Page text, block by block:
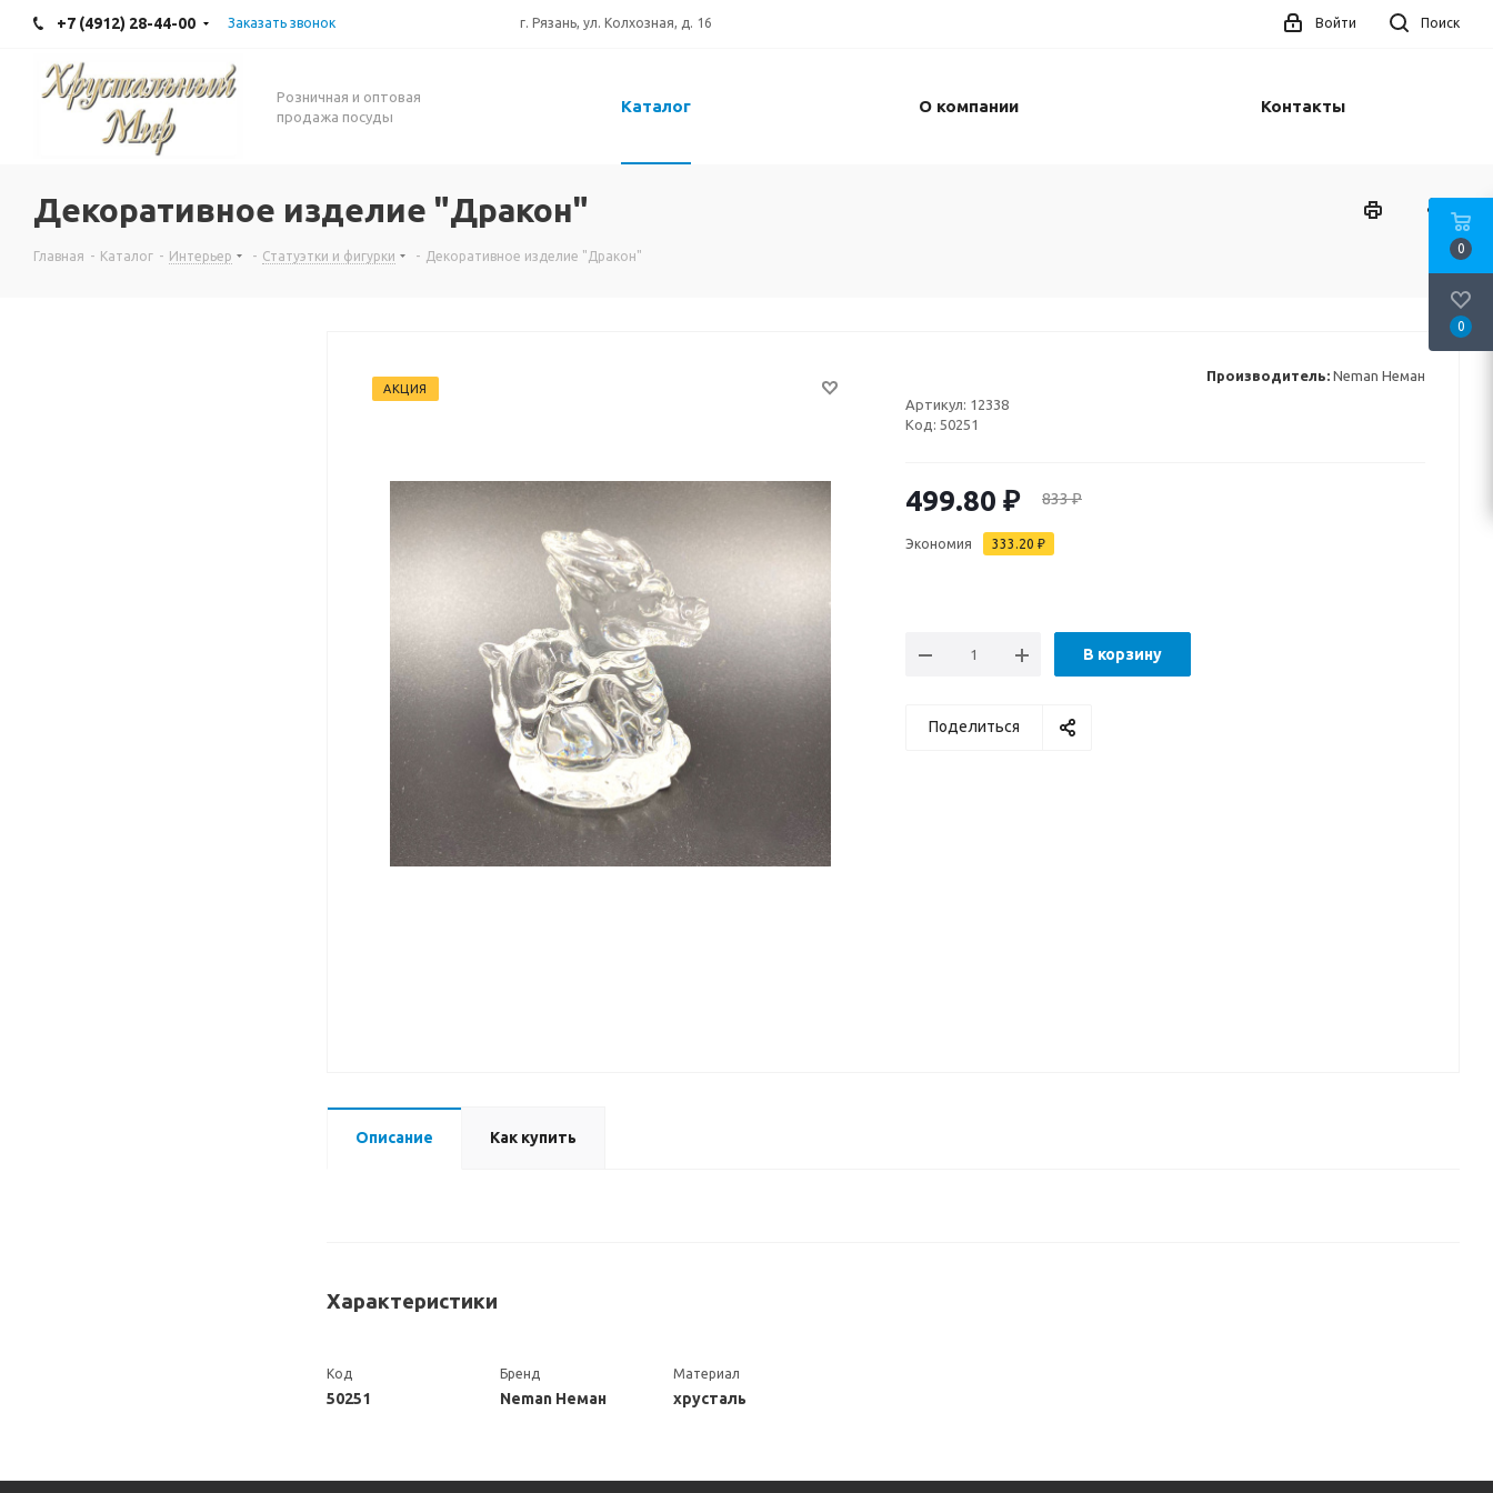
+7 (4912) 28-44-00 Заказать звонок г. Рязань, ул. Колхозная, д. 16 Поиск
Войти
Розничная и оптовая
продажа посуды
Каталог О компании Контакты
Декоративное изделие "Дракон"
Главная - Каталог - Интерьер - Статуэтки и фигурки - Декоративное изделие "Дракон"
АКЦИЯ
Производитель: Neman Неман
Артикул: 12338
Код: 50251
499.80 ₽ 833₽
Экономия 333.20 ₽
В корзину
Поделиться
Описание Как купить
Характеристики
Код
50251
Бренд
Neman Неман
Материал
хрусталь
0
0